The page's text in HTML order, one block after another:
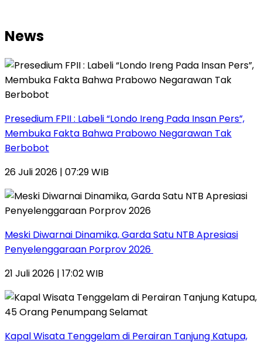
News
Presedium FPII : Labeli “Londo Ireng Pada Insan Pers”,
Membuka Fakta Bahwa Prabowo Negarawan Tak
Berbobot
26 Juli 2026 | 07:29 WIB
Meski Diwarnai Dinamika, Garda Satu NTB Apresiasi
Penyelenggaraan Porprov 2026 ‎
21 Juli 2026 | 17:02 WIB
Kapal Wisata Tenggelam di Perairan Tanjung Katupa,